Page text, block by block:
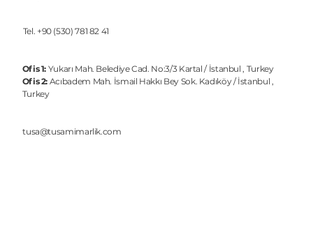
Tel. +90 (530) 781 82 41
Ofis 1: Yukarı Mah. Belediye Cad. No:3/3 Kartal / İstanbul , Turkey
Ofis 2: Acıbadem Mah. İsmail Hakkı Bey Sok. Kadıköy / İstanbul ,
Turkey
tusa@tusamimarlik.com